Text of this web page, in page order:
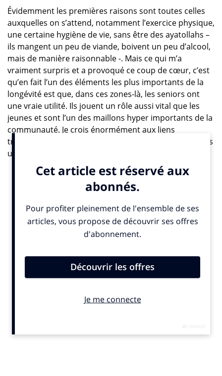
Évidemment les premières raisons sont toutes celles
auxquelles on s’attend, notamment l’exercice physique,
une certaine hygiène de vie, sans être des ayatollahs –
ils mangent un peu de viande, boivent un peu d’alcool,
mais de manière raisonnable -. Mais ce qui m’a
vraiment surpris et a provoqué ce coup de cœur, c’est
qu’en fait l’un des éléments les plus importants de la
longévité est que, dans ces zones-là, les seniors ont
une vraie utilité. Ils jouent un rôle aussi vital que les
jeunes et sont l’un des maillons hyper importants de la
communauté. Je crois énormément aux liens
transgénérationnels. Ce n’est pas normal de vivre dans
une société où il n’y a pas de considération pour la vie
humaine du début jusqu’à la fin, comme si elle était
moins importante à un certain moment et que c’était
normal de la laisser se dégrader sous couvert d’Ephad
J’ai partagé ce livre à notre équipe parce que c’est un
sujet qui m’anime beaucoup et, chez
suis convaincue quetisser des liens est déterminant
dans le fait de se sentir vivant. À partir du moment où il
n’y a plus de liens, il n’y a plus vraiment de vie.
A.A. : En fait il est en lien avec ce que j’évoquais